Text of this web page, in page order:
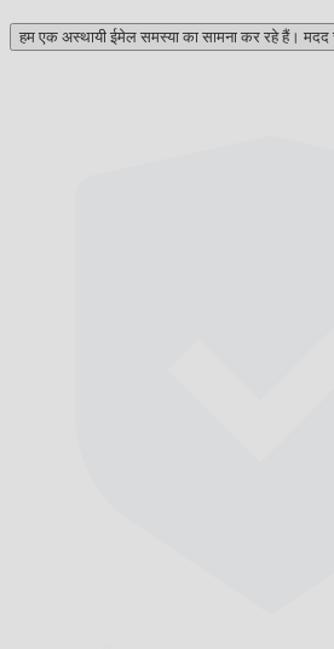
हम एक अस्थायी ईमेल समस्या का सामना कर रहे हैं। मदद